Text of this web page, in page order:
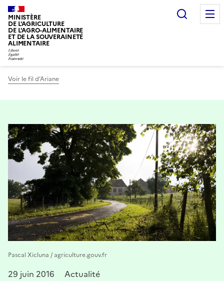
MINISTÈRE
DE L'AGRICULTURE
DE L'AGRO-ALIMENTAIRE
ET DE LA SOUVERAINETÉ
ALIMENTAIRE
Voir le fil d’Ariane
Pascal Xicluna / agriculture.gouv.fr
29 juin 2016 Actualité